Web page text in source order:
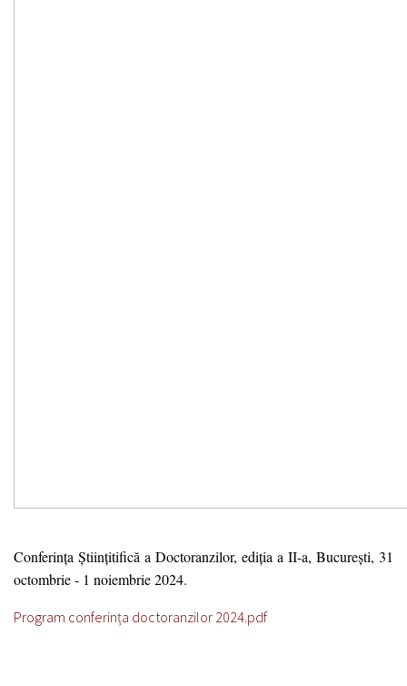
Conferința Științitifică a Doctoranzilor, ediția a II-a, București, 31
octombrie - 1 noiembrie 2024.
Program conferința doctoranzilor 2024.pdf